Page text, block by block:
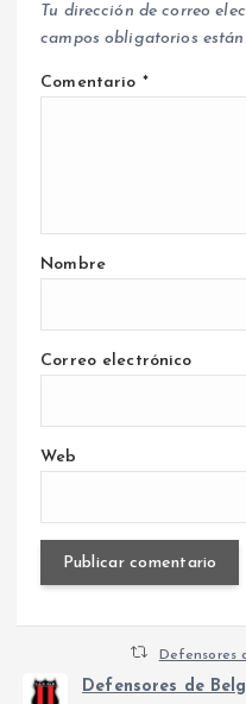
Tu dirección de correo
campos obligatorios
Comentario *
Nombre
Correo electrónico
Web
Defensores
Defensores de